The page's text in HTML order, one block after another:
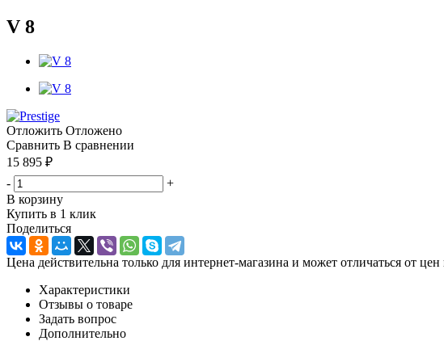
V 8
Отложить Отложено
Сравнить В сравнении
15 895 ₽
-
+
В корзину
Купить в 1 клик
Поделиться
Цена действительна только для интернет-магазина и может отличаться от
Характеристики
Отзывы о товаре
Задать вопрос
Дополнительно